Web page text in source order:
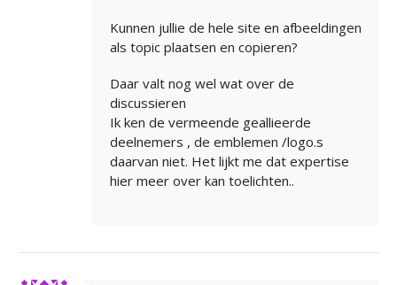
Kunnen jullie de hele site en afbeeldingen
als topic plaatsen en copieren?
Daar valt nog wel wat over de
discussieren
Ik ken de vermeende geallieerde
deelnemers , de emblemen /logo.s
daarvan niet. Het lijkt me dat expertise
hier meer over kan toelichten..